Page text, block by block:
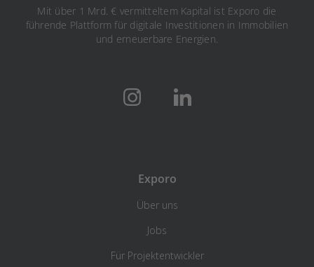
Mit über 1 Mrd. € vermitteltem Kapital ist Exporo die
führende Plattform für digitale Investitionen in Immobilien
und erneuerbare Energien.
Exporo
Über uns
Jobs
Für Projektentwickler